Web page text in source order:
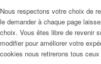
Nous respectons votre choix de
le demander à chaque page
choix. Vous êtes libre de revenir
modifier pour améliorer votre
cookies nous retirerons tous